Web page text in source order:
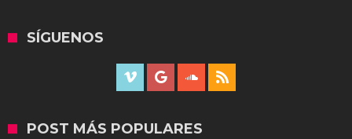
SÍGUENOS
POST MÁS POPULARES